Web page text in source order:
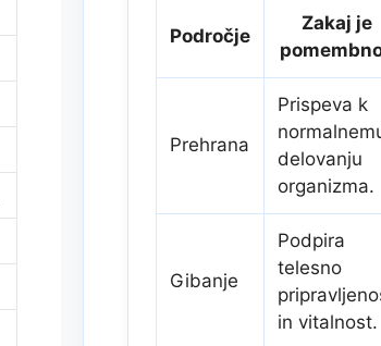
Področje
Zakaj je
Prehrana
Prispeva k
delovanju
organizma.
Gibanje
Podpira
telesno
in vitalnost.